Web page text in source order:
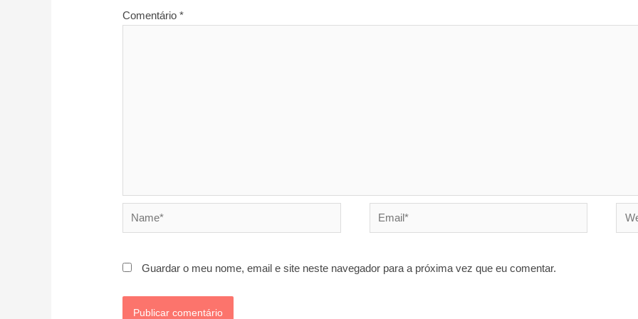
Comentário*
Name* Email*
Guardar o meu nome, email e site neste navegador para a próxima vez que eu comentar.